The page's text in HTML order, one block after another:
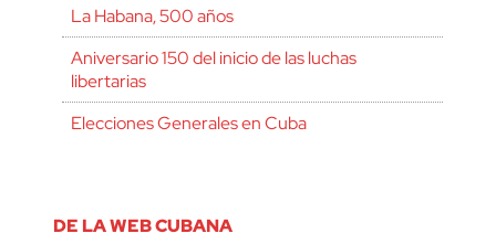
La Habana, 500 años
Aniversario 150 del inicio de las luchas
libertarias
Elecciones Generales en Cuba
DE LA WEB CUBANA